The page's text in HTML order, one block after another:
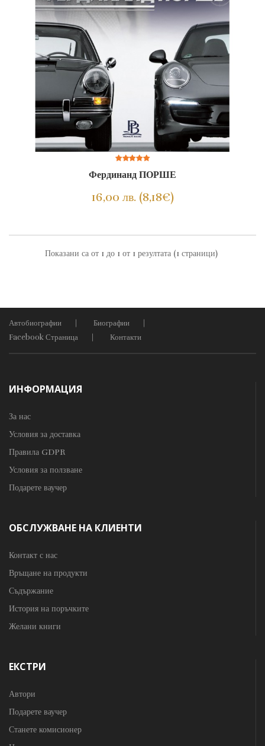
Фердинанд ПОРШЕ
16,00 лв. (8,18€)
Показани са от 1 до 1 от 1 резултата (1 страници)
Автобиографии
Биографии
Facebook Страница
Контакти
ИНФОРМАЦИЯ
За нас
Условия за доставка
Правила GDPR
Условия за ползване
Подарете ваучер
ОБСЛУЖВАНЕ НА КЛИЕНТИ
Контакт с нас
Връщане на продукти
Съдържание
История на поръчките
Желани книги
ЕКСТРИ
Автори
Подарете ваучер
Станете комисионер